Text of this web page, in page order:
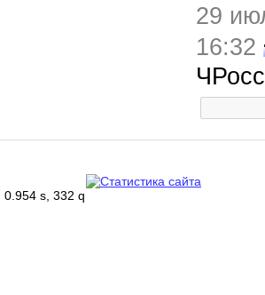
29
16:32
0.954 s, 332 q